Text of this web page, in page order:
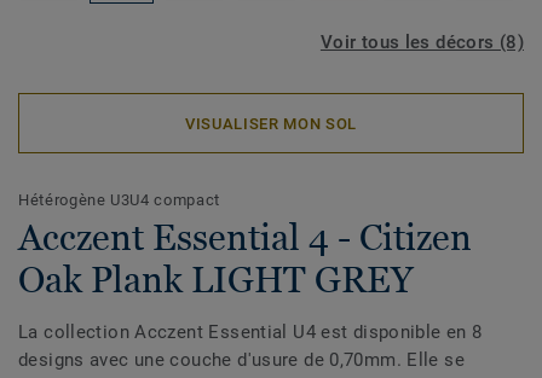
Voir tous les décors (8)
VISUALISER MON SOL
Hétérogène U3U4 compact
Acczent Essential 4 - Citizen
Oak Plank LIGHT GREY
La collection Acczent Essential U4 est disponible en 8
designs avec une couche d'usure de 0,70mm. Elle se